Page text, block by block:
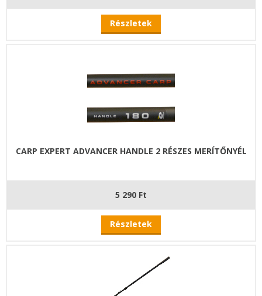
Részletek
CARP EXPERT ADVANCER HANDLE 2 RÉSZES MERÍTŐNYÉL
5 290 Ft
Részletek